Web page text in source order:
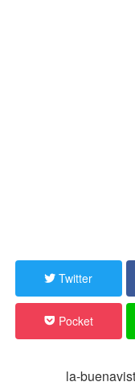
Twitter
Pocket
la-